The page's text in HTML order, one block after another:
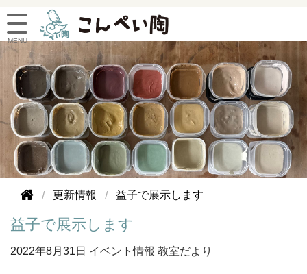
更新情報 益子で展示します
益子で展示します
2022年8月31日 イベント情報 教室だより